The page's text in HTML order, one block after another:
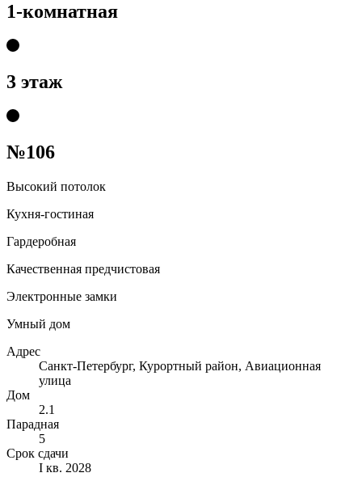
1-комнатная
3 этаж
№106
Высокий потолок
Кухня-гостиная
Гардеробная
Качественная предчистовая
Электронные замки
Умный дом
Адрес
Санкт-Петербург, Курортный район, Авиационная
улица
Дом
2.1
Парадная
5
Срок сдачи
I кв. 2028